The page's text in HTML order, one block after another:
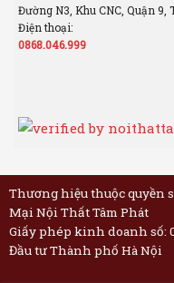
Đường N3, Khu CNC, Quận 9,
Điện thoại:
0868.046.999
Thương hiệu thuộc quyền
Mại Nội Thất Tâm Phát
Giấy phép kinh doanh số:
Đầu tư Thành phố Hà Nội